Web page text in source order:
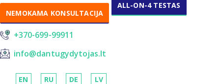
NEMOKAMA KONSULTACIJA
ALL-ON-4 TESTAS
+370-699-99911
info@dantugydytojas.lt
EN RU DE LV